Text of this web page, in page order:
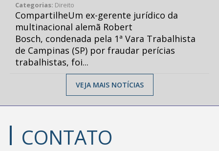
Categorias: Direito
CompartilheUm ex-gerente jurídico da
multinacional alemã Robert
Bosch, condenada pela 1ª Vara Trabalhista
de Campinas (SP) por fraudar perícias
trabalhistas, foi...
VEJA MAIS NOTÍCIAS
CONTATO